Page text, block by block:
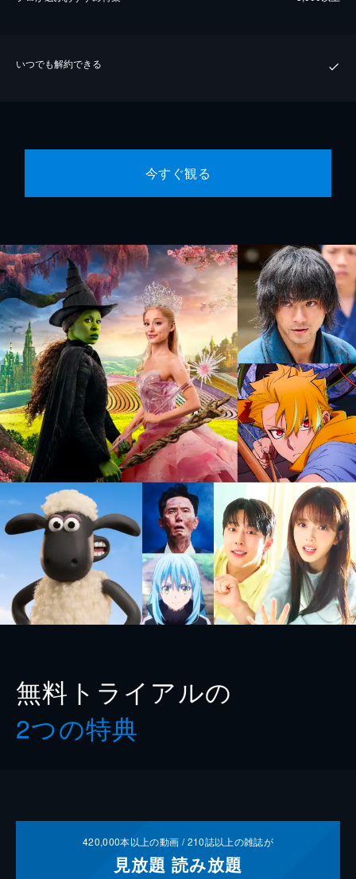
いつでも解約できる
今すぐ観る
無料トライアルの
2つの特典
420,000本以上の動画 /210誌以上の雑誌が
見放題 読み放題